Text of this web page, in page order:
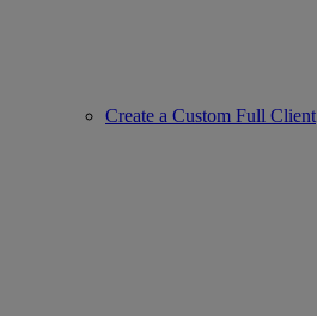
Create a Custom Full Client